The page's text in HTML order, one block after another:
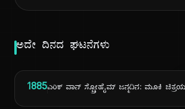
ಅದೇ ದಿನದ ಘಟನೆಗಳು
1885ಎರಿಕ್ ವಾನ್ ಸ್ಟ್ರೋಹೈಮ್ ಜನ್ಮದಿನ: ಮೂಕಿ